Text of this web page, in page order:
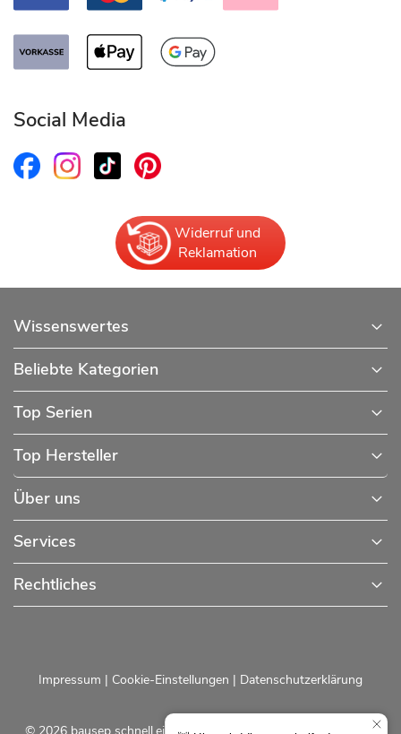
Social Media
Widerruf und
Reklamation
Wissenswertes
Beliebte Kategorien
Top Serien
Top Hersteller
Über uns
Services
Rechtliches
Impressum | Cookie-Einstellungen | Datenschutzerklärung